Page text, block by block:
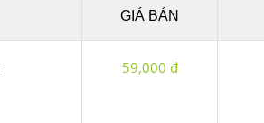
GIÁ BÁN
59,000 đ